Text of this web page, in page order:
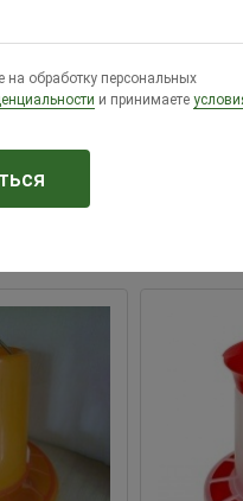
обработку персональных
и принимаете